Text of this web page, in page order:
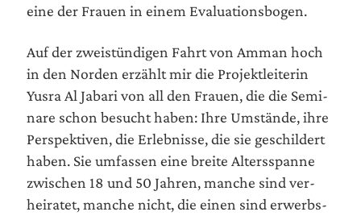
eine der Frau­en in einem Evaluationsbogen.
Auf der zwei­stün­di­gen Fahrt von Amman hoch
in den Nor­den erzählt mir die Pro­jekt­lei­te­rin
Yus­ra Al Jaba­ri von all den Frau­en, die die Semi­
na­re schon besucht haben: Ihre Umstän­de, ihre
Per­spek­ti­ven, die Erleb­nis­se, die sie geschil­dert
haben. Sie umfas­sen eine brei­te Alters­span­ne
zwi­schen 18 und 50 Jah­ren, man­che sind ver­
hei­ra­tet, man­che nicht, die einen sind erwerbs­